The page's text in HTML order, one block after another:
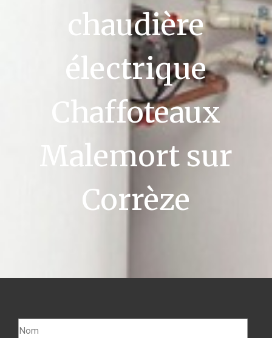
chaudière
électrique
Chaffoteaux
Malemort sur
Corrèze